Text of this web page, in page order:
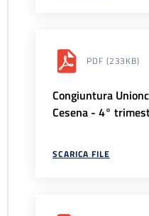
PDF (233KB)
Congiuntura
Cesena - 4°
SCARICA FILE